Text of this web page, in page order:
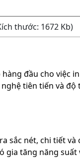
thước: 1672 Kb)
đầu cho việc
tiên tiến và độ
sắc nét, chi tiết và
gia tăng năng suất